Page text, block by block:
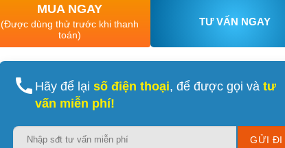
MUA NGAY
(Được dùng thử trước khi thanh
toán)
TƯ VẤN NGAY
Hãy để lại số điện thoại, để được gọi và tư
vấn miễn phí!
Please